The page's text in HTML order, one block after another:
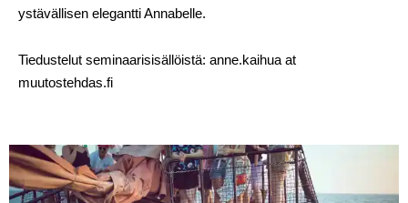
ystävällisen elegantti Annabelle.
Tiedustelut seminaarisisällöistä: anne.kaihua at
muutostehdas.fi